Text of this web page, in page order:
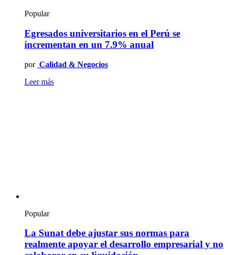
Popular
Egresados universitarios en el Perú se
incrementan en un 7.9% anual
por Calidad & Negocios
Leer más
Popular
La Sunat debe ajustar sus normas para
realmente apoyar el desarrollo empresarial y no